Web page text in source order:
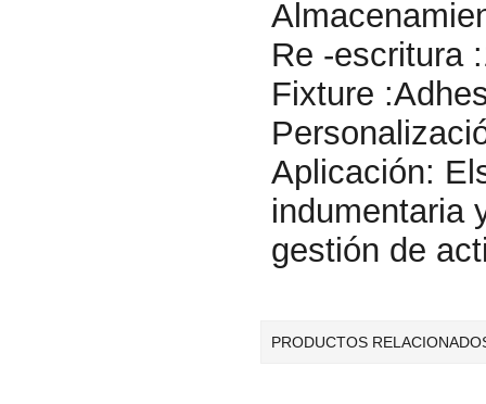
Re -escritura
Fixture
Aplicación:
indumentaria
gestión de
PRODUCTOS